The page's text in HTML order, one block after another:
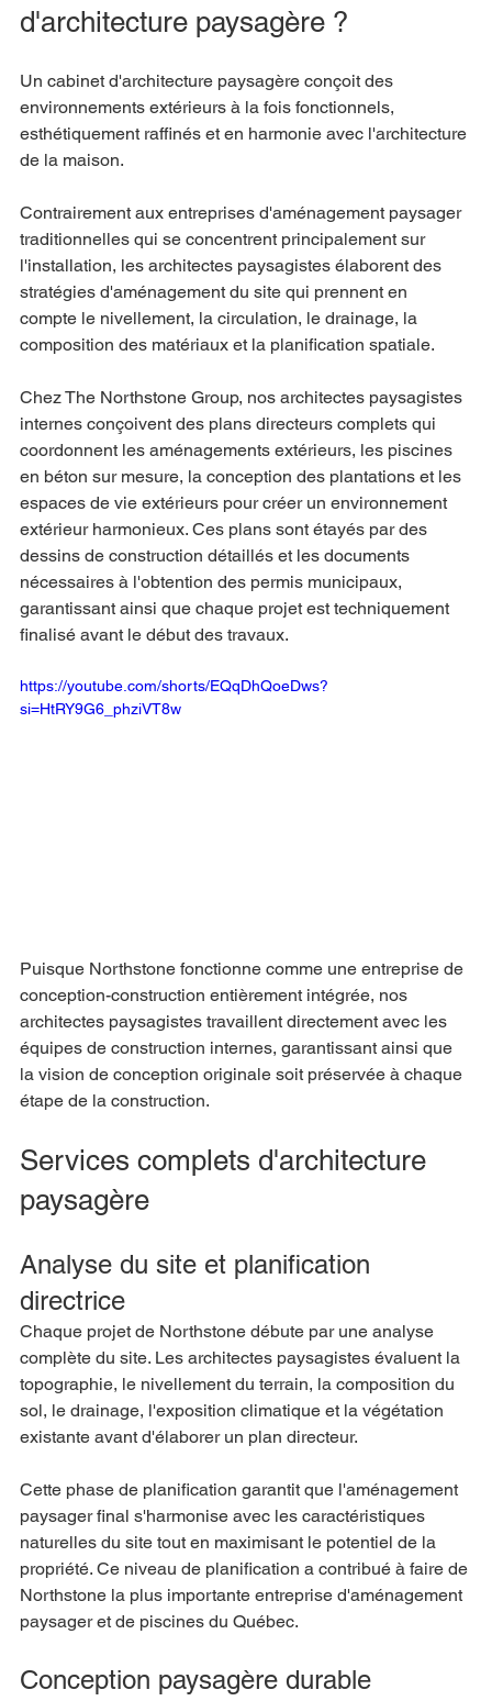
d'architecture paysagère ?
Un cabinet d'architecture paysagère conçoit des
environnements extérieurs à la fois fonctionnels,
esthétiquement raffinés et en harmonie avec l'architecture
de la maison.
Contrairement aux entreprises d'aménagement paysager
traditionnelles qui se concentrent principalement sur
l'installation, les architectes paysagistes élaborent des
stratégies d'aménagement du site qui prennent en
compte le nivellement, la circulation, le drainage, la
composition des matériaux et la planification spatiale.
Chez The Northstone Group, nos architectes paysagistes
internes conçoivent des plans directeurs complets qui
coordonnent les aménagements extérieurs, les piscines
en béton sur mesure, la conception des plantations et les
espaces de vie extérieurs pour créer un environnement
extérieur harmonieux. Ces plans sont étayés par des
dessins de construction détaillés et les documents
nécessaires à l'obtention des permis municipaux,
garantissant ainsi que chaque projet est techniquement
finalisé avant le début des travaux.
https://youtube.com/shorts/EQqDhQoeDws?
si=HtRY9G6_phziVT8w
Puisque Northstone fonctionne comme une entreprise de
conception-construction entièrement intégrée, nos
architectes paysagistes travaillent directement avec les
équipes de construction internes, garantissant ainsi que
la vision de conception originale soit préservée à chaque
étape de la construction.
Services complets d'architecture
paysagère
Analyse du site et planification
directrice
Chaque projet de Northstone débute par une analyse
complète du site. Les architectes paysagistes évaluent la
topographie, le nivellement du terrain, la composition du
sol, le drainage, l'exposition climatique et la végétation
existante avant d'élaborer un plan directeur.
Cette phase de planification garantit que l'aménagement
paysager final s'harmonise avec les caractéristiques
naturelles du site tout en maximisant le potentiel de la
propriété. Ce niveau de planification a contribué à faire de
Northstone la plus importante entreprise d'aménagement
paysager et de piscines du Québec.
Conception paysagère durable